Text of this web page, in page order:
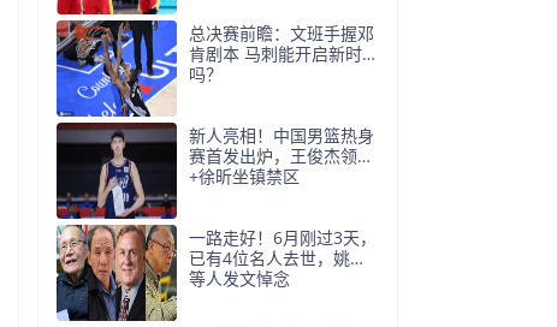
总决赛前瞻：文班手握邓
肯剧本 马刺能开启新时代
吗？
新人亮相！中国男篮热身
赛首发出炉，王俊杰领衔
+徐昕坐镇禁区
一路走好！6月刚过3天，
已有4位名人去世，姚明
等人发文悼念